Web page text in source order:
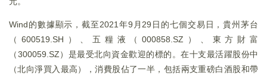
Wind的數據顯示，截至2021年9月29日的七個交易日，貴州茅台
（600519.SH）、五糧液（000858.SZ）、東方財富
（300059.SZ）是最受北向資金歡迎的標的。在十支最活躍股份中
（北向淨買入最高），消費股佔了一半，包括兩支重磅白酒股和帶